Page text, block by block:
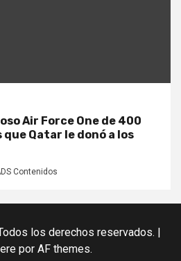
Air Force One de 400
Qatar le donó a los
Contenidos
los derechos reservados. |
por AF themes.